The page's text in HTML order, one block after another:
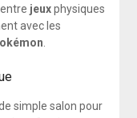
jeuxphysiques
avec les
.
simple salon pour